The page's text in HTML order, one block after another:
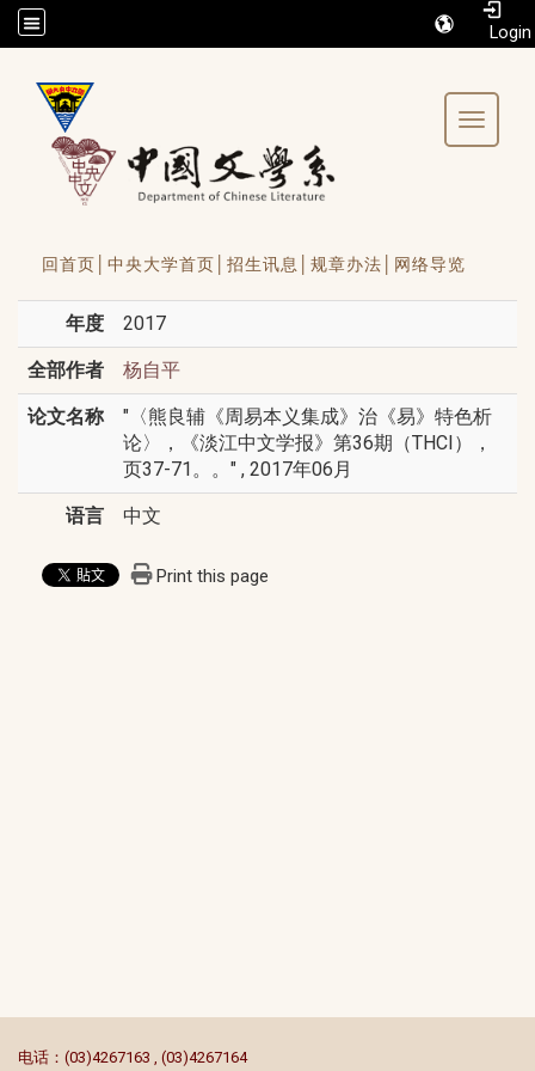
/accesskey"" title="Toolbar">:::
Toggle
回首页│ 中央大学首页│ 招生讯息│ 规章办法│ 网络导览
年度 2017
全部作者 杨自平
论文名称
"〈熊良辅《周易本义集成》治《易》特色析
论〉，《淡江中文学报》第36期（THCI），
页37-71。。" , 2017年06月
语言 中文
Print this page
电话：(03)4267163 , (03)4267164